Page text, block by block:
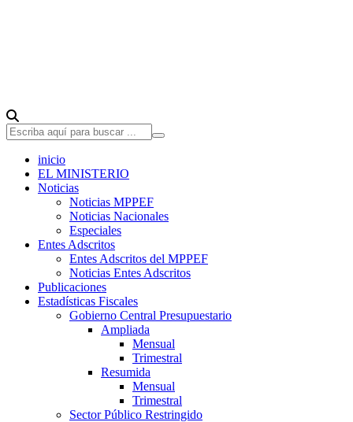
inicio
EL MINISTERIO
Noticias
Noticias MPPEF
Noticias Nacionales
Especiales
Entes Adscritos
Entes Adscritos del MPPEF
Noticias Entes Adscritos
Publicaciones
Estadísticas Fiscales
Gobierno Central Presupuestario
Ampliada
Mensual
Trimestral
Resumida
Mensual
Trimestral
Sector Público Restringido